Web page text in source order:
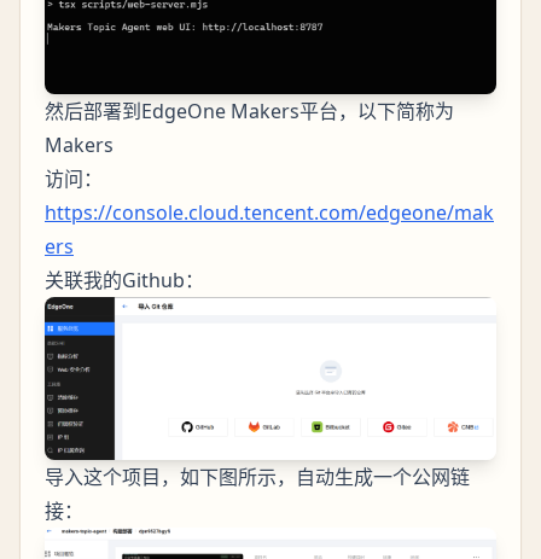
然后部署到EdgeOne Makers平台，以下简称为
Makers
访问：
https://console.cloud.tencent.com/edgeone/mak
ers
关联我的Github：
导入这个项目，如下图所示，自动生成一个公网链
接：